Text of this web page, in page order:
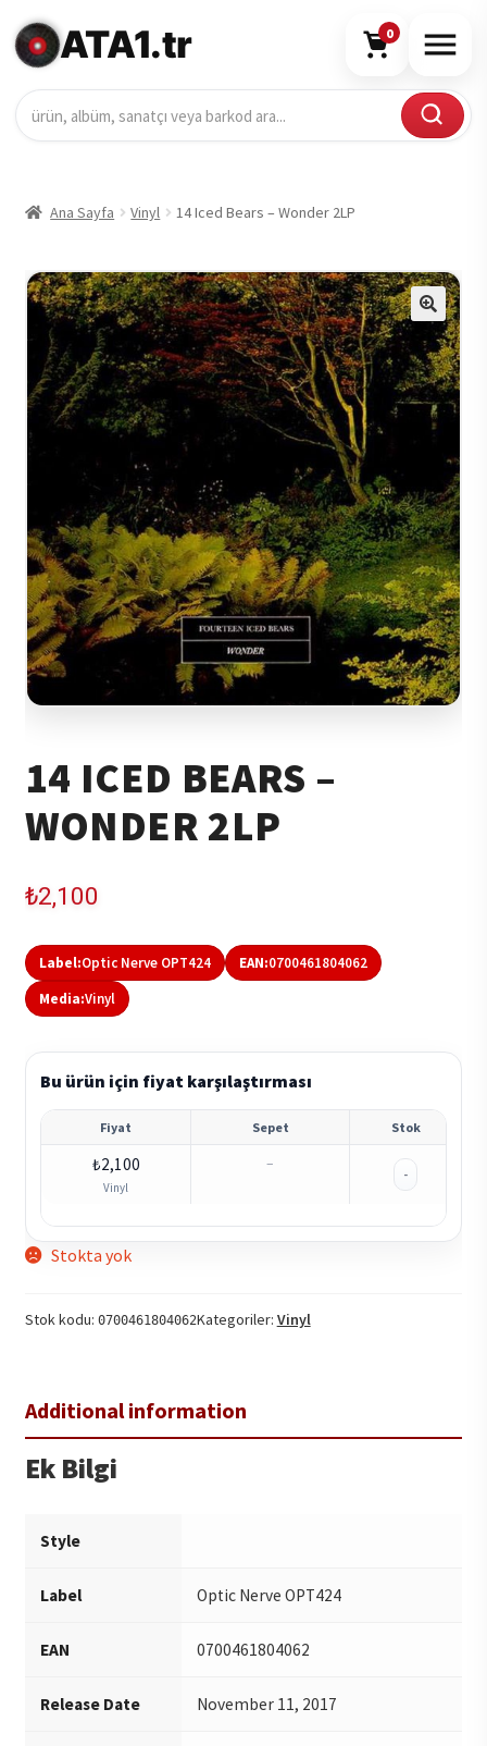
ATA1.tr 0
Ana Sayfa Vinyl 14 Iced Bears – Wonder 2LP
🔍
14 ICED BEARS –
WONDER 2LP
₺2,100
Label:Optic Nerve OPT424 EAN:0700461804062
Media:Vinyl
Bu ürün için fiyat karşılaştırması
Fiyat Sepet Stok
₺2,100
Vinyl
–
-
Stokta yok
Stok kodu: 0700461804062Kategoriler: Vinyl
Ek Bilgi
Style
Label Optic Nerve OPT424
EAN 0700461804062
Release Date November 11, 2017